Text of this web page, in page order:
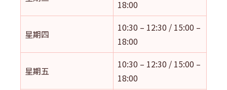
18:00
星期四
10:30 – 12:30 / 15:00 –
18:00
星期五
10:30 – 12:30 / 15:00 –
18:00